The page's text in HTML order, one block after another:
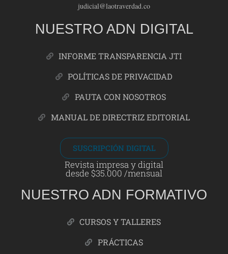
judicial@laotraverdad.co
NUESTRO ADN DIGITAL
INFORME TRANSPARENCIA JTI
POLÍTICAS DE PRIVACIDAD
PAUTA CON NOSOTROS
MANUAL DE DIRECTRIZ EDITORIAL
SUSCRIPCIÓN DIGITAL
Revista impresa y digital
desde $35.000 /mensual
NUESTRO ADN FORMATIVO
CURSOS Y TALLERES
PRÁCTICAS